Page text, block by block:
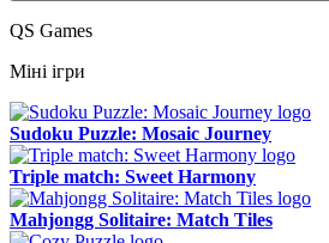
QS Games
Міні ігри
Sudoku Puzzle: Mosaic Journey
Triple match: Sweet Harmony
Mahjongg Solitaire: Match Tiles